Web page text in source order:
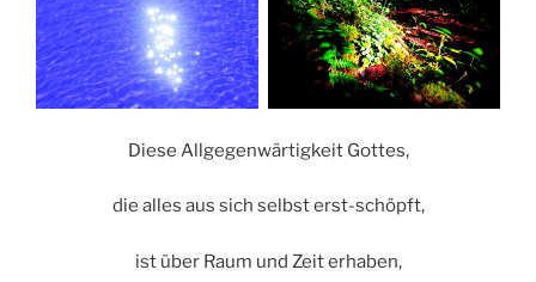
Diese Allgegenwärtigkeit Gottes,
die alles aus sich selbst erst-schöpft,
ist über Raum und Zeit erhaben,